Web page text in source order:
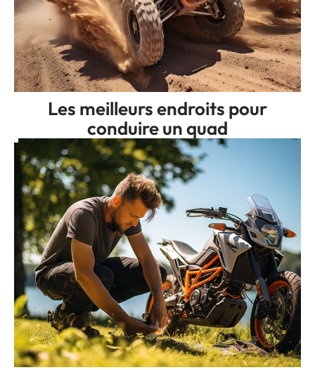
Les meilleurs endroits pour
conduire un quad